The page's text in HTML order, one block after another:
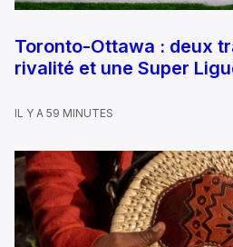
Toronto-Ottawa : deux
rivalité et une Super
IL Y A 59 MINUTES